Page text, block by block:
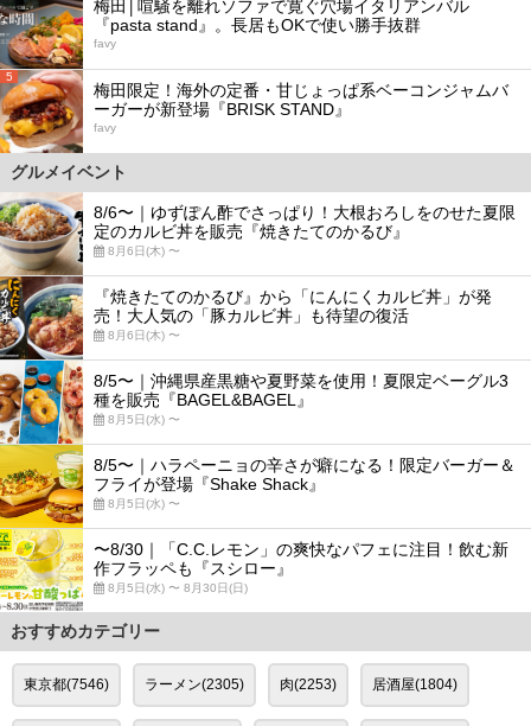
梅田│喧騒を離れソファで寛ぐ穴場イタリアンバル
『pasta stand』。長居もOKで使い勝手抜群
favy
5
梅田限定！海外の定番・甘じょっぱ系ベーコンジャムバ
ーガーが新登場『BRISK STAND』
favy
グルメイベント
8/6〜｜ゆずぽん酢でさっぱり！大根おろしをのせた夏限
定のカルビ丼を販売『焼きたてのかるび』
8月6日(木) 〜
『焼きたてのかるび』から「にんにくカルビ丼」が発
売！大人気の「豚カルビ丼」も待望の復活
8月6日(木) 〜
8/5〜｜沖縄県産黒糖や夏野菜を使用！夏限定ベーグル3
種を販売『BAGEL&BAGEL』
8月5日(水) 〜
8/5〜｜ハラペーニョの辛さが癖になる！限定バーガー＆
フライが登場『Shake Shack』
8月5日(水) 〜
〜8/30｜「C.C.レモン」の爽快なパフェに注目！飲む新
作フラッペも『スシロー』
8月5日(水) 〜 8月30日(日)
おすすめカテゴリー
東京都(7546) ラーメン(2305) 肉(2253) 居酒屋(1804)